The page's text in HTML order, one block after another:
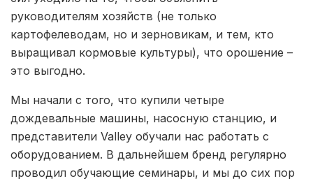
руководителям хозяйств (не только
картофелеводам, но и зерновикам, и тем, кто
выращивал кормовые культуры), что орошение –
это выгодно.
Мы начали с того, что купили четыре
дождевальные машины, насосную станцию, и
представители Valley обучали нас работать с
оборудованием. В дальнейшем бренд регулярно
проводил обучающие семинары, и мы до сих пор